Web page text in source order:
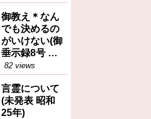
御教え＊なん
でも決めるの
がいけない(御
垂示録8号 昭
和27年4月1日
②)
82 views
言霊について
(未発表 昭和
25年)